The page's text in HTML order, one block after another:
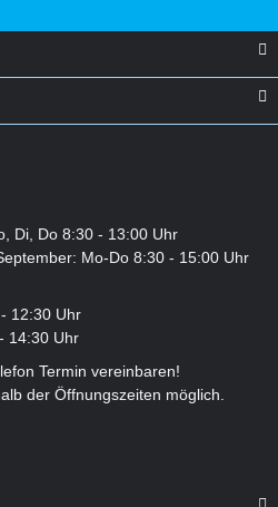
Di, Do 8:30 - 13:00 Uhr
Mo-Do 8:30 - 15:00 Uhr
12:30 Uhr
14:30 Uhr
Termin vereinbaren!
der Öffnungszeiten möglich.